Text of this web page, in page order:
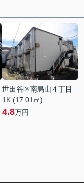
世田谷区南烏山４丁目
1K (17.01㎡)
4.8万円